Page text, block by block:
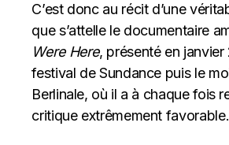
C’est donc au récit d’une
que s’attelle le documentaire
Were Here, présenté en janvier
festival de Sundance puis le
Berlinale, où il a à chaque fois
critique extrêmement favorable.